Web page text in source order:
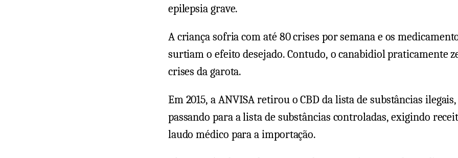
epilepsia grave.
A criança sofria com até 80 crises por semana e os
surtiam o efeito desejado. Contudo, o canabidiol praticamente
crises da garota.
Em 2015, a ANVISA retirou o CBD da lista de substâncias ilegais,
passando para a lista de substâncias controladas, exigindo
laudo médico para a importação.